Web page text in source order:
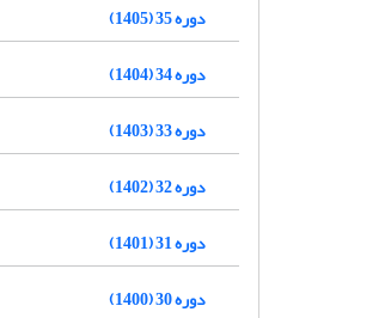
دوره 35 (1405)
دوره 34 (1404)
دوره 33 (1403)
دوره 32 (1402)
دوره 31 (1401)
دوره 30 (1400)